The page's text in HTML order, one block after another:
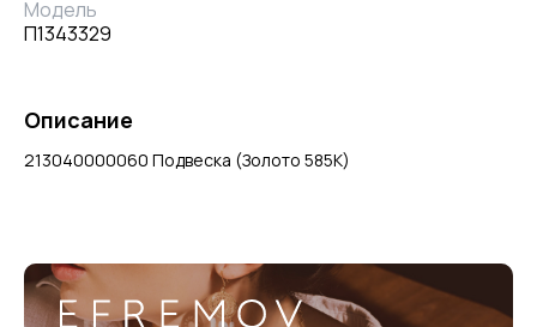
Модель
П1343329
Описание
213040000060 Подвеска (Золото 585К)